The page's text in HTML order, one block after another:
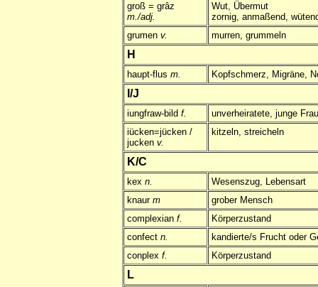
groß = grâz
m./adj.
Wut, Übermut
zornig, anmaßend,
grumen v. murren, grummeln
H
haupt-flus m. Kopfschmerz, Migräne,
I/J
iungfraw-bild f.
unverheiratete, junge Frau
iücken=jücken /
jucken v.
kitzeln, streicheln
K/C
kex n.
Wesenszug, Lebensart
knaur m
grober Mensch
complexian f.
Körperzustand
confect n.
kandierte/s Frucht oder
conplex f. Körperzustand
L